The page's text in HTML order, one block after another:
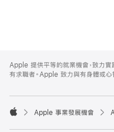
Footer
Apple 提供平等的就業機會，致力實
有求職者。Apple 致力與有身體或心

Apple 事業發展機會